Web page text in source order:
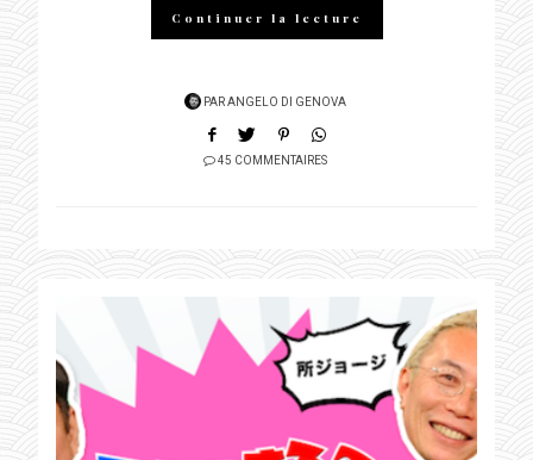
Continuer la lecture
PARANGELO DI GENOVA
45 COMMENTAIRES